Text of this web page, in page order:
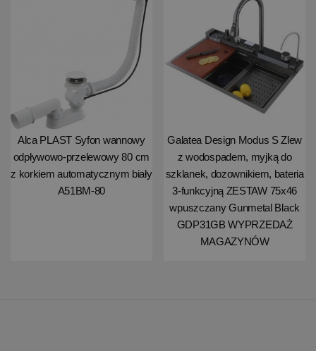
Alca PLAST Syfon wannowy
odpływowo-przelewowy 80 cm
z korkiem automatycznym biały
A51BM-80
Galatea Design Modus S Zlew
z wodospadem, myjką do
szklanek, dozownikiem, bateria
3-funkcyjną ZESTAW 75x46
wpuszczany Gunmetal Black
GDP31GB WYPRZEDAŻ
MAGAZYNÓW